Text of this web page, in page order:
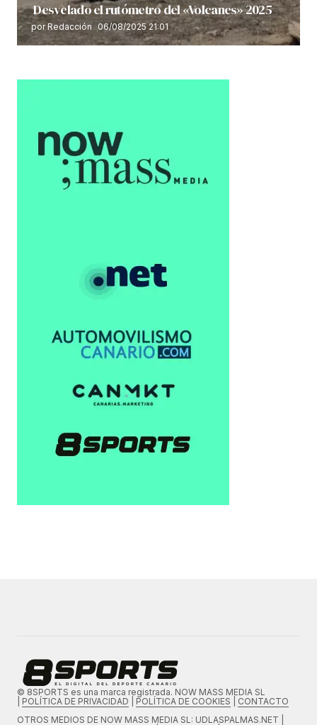
Desvelado el rutómetro del «Volcanes» 2025
por Redacción 06/08/2025 21:01
© 8SPORTS es una marca registrada. NOW MASS MEDIA SL
POLÍTICA DE PRIVACIDAD POLÍTICA DE COOKIES
CONTACTO
OTROS MEDIOS DE NOW MASS MEDIA SL: UDLASPALMAS.NET |